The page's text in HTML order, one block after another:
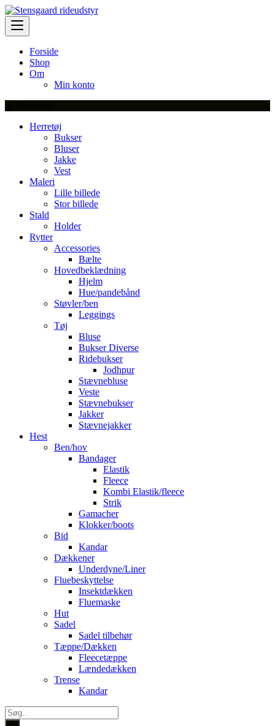
Skip
to
content
Forside
Shop
Om
Min konto
Herretøj
Bukser
Bluser
Jakke
Vest
Maleri
Lille billede
Stor billede
Stald
Holder
Rytter
Accessories
Bælte
Hovedbeklædning
Hjelm
Hue/pandebånd
Støvler/ben
Leggings
Tøj
Bluse
Bukser Diverse
Ridebukser
Jodhpur
Stævnebluse
Veste
Stævnebukser
Jakker
Stævnejakker
Hest
Ben/hov
Bandager
Elastik
Fleece
Kombi Elastik/fleece
Strik
Gamacher
Klokker/boots
Bid
Kandar
Dækkener
Underdyne/Liner
Fluebeskyttelse
Insektdækken
Fluemaske
Hut
Sadel
Sadel tilbehør
Tæppe/Dækken
Fleecetæppe
Lændedækken
Trense
Kandar